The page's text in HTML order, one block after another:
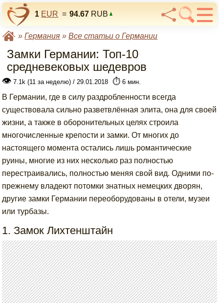
1 EUR = 94.67 RUB
»Германия »Все статьи о Германии
Замки Германии: Топ-10
средневековых шедевров
👁 7.1k (11 за неделю) / 29.01.2018 ⏱️ 6 мин.
В Германии, где в силу раздробленности всегда
существовала сильно разветвлённая элита, она для своей
жизни, а также в оборонительных целях строила
многочисленные крепости и замки. От многих до
настоящего момента остались лишь романтические
руины, многие из них несколько раз полностью
перестраивались, полностью меняя свой вид. Одними по-
прежнему владеют потомки знатных немецких дворян,
другие замки Германии переоборудованы в отели, музеи
или турбазы.
1. Замок Лихтенштайн